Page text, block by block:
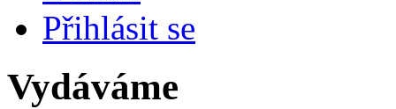
Přihlásit se
Vydáváme